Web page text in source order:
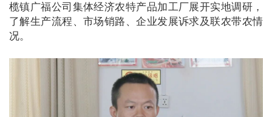
榄镇广福公司集体经济农特产品加工厂展开实地调研，
了解生产流程、市场销路、企业发展诉求及联农带农情
况。